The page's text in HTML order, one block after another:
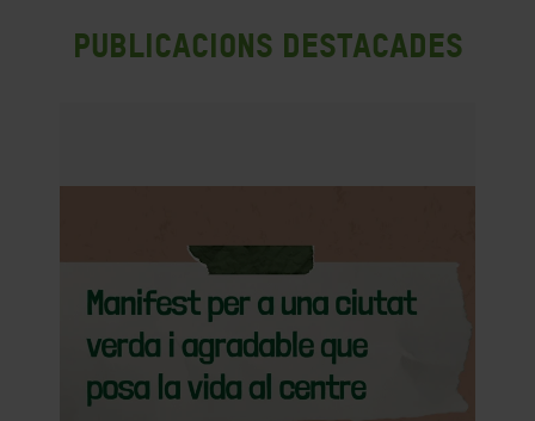
Publicacions destacades